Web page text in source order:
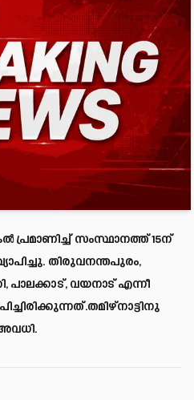
പ്രമാണിച്ച്‌ സംസ്ഥാനത്ത് 15ന്
തിരുവനന്തപുരം,
പാലക്കാട്, വയനാട് എന്നീ